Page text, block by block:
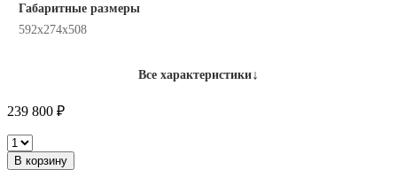
Габаритные размеры
592x274x508
Все характеристики↓
239 800 ₽
Hypertherm
PowerMax
В корзину